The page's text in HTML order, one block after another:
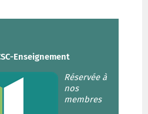
Enseignement
Réservée à
nos
membres